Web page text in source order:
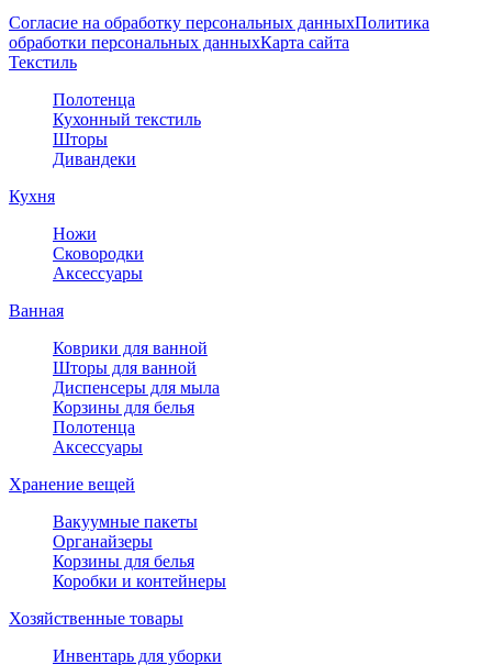
Согласие на обработку персональных данныхПолитика
обработки персональных данныхКарта сайта
Текстиль
Полотенца
Кухонный текстиль
Шторы
Дивандеки
Кухня
Ножи
Сковородки
Аксессуары
Ванная
Коврики для ванной
Шторы для ванной
Диспенсеры для мыла
Корзины для белья
Полотенца
Аксессуары
Хранение вещей
Вакуумные пакеты
Органайзеры
Корзины для белья
Коробки и контейнеры
Хозяйственные товары
Инвентарь для уборки